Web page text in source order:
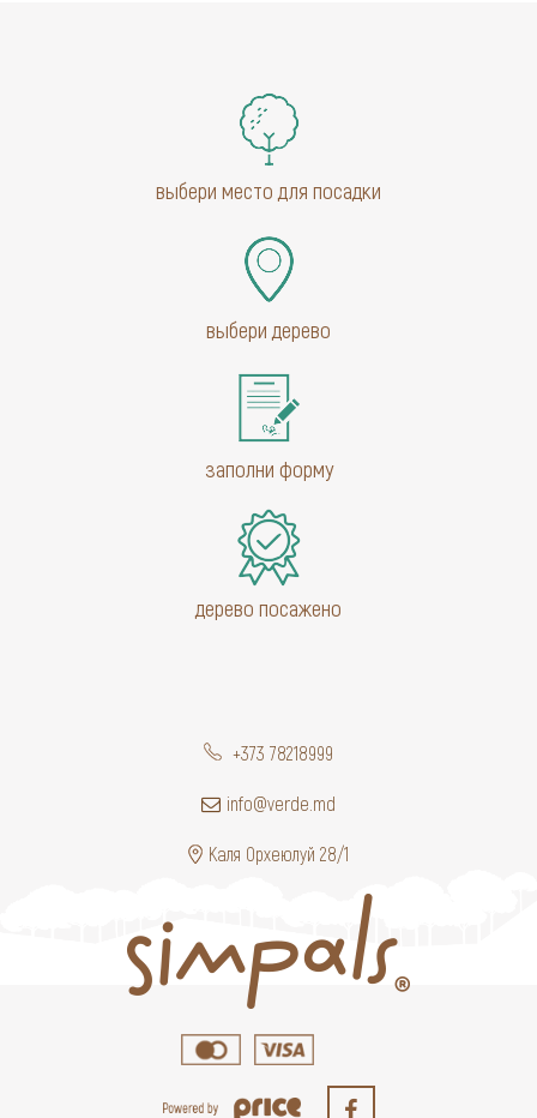
выбери место для посадки
выбери дерево
заполни форму
дерево посажено
+373 78218999
info@verde.md
Каля Орхеюлуй 28/1